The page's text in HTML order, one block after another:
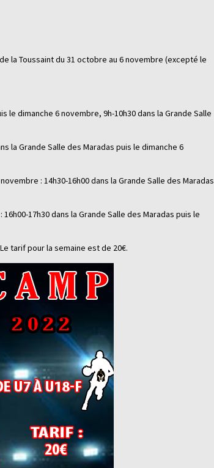
la Toussaint du 31 octobre au 6 novembre (excepté le
le dimanche 6 novembre, 9h-10h30 dans la Grande Salle
la Grande Salle des Maradas puis le dimanche 6
: 14h30-16h00 dans la Grande Salle des Maradas
17h30 dans la Grande Salle des Maradas puis le
tarif pour la semaine est de 20€.